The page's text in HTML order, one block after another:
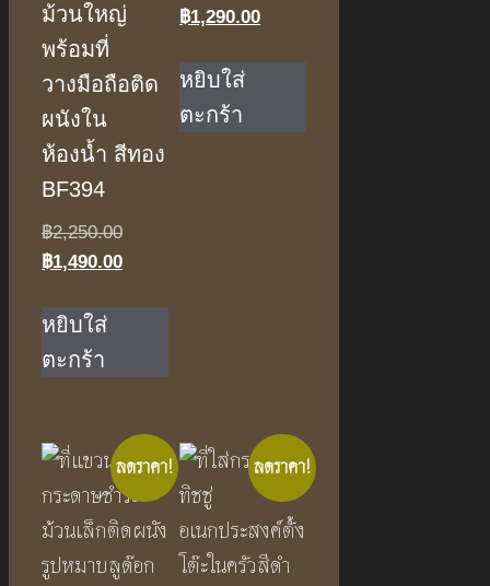
ม้วนใหญ่
พร้อมที่
วางมือถือติด
ผนังใน
ห้องน้ำ สีทอง
BF394
฿2,250.00Original
price
฿1,490.00Current
หยิบใส่
ตะกร้า
price
฿1,290.00Current
หยิบใส่
ตะกร้า
ลดราคา! ลดราคา!